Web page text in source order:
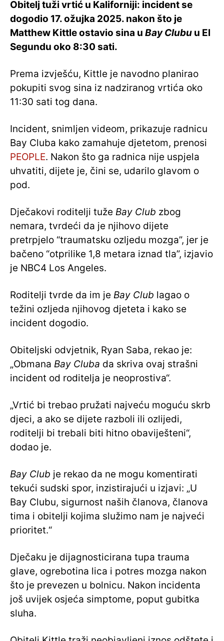
Obitelj tuži vrtić u Kaliforniji: incident se
dogodio 17. ožujka 2025. nakon što je
Matthew Kittle ostavio sina u Bay Clubu u El
Segundu oko 8:30 sati.
Prema izvješću, Kittle je navodno planirao
pokupiti svog sina iz nadziranog vrtića oko
11:30 sati tog dana.
Incident, snimljen videom, prikazuje radnicu
Bay Cluba kako zamahuje djetetom, prenosi
PEOPLE. Nakon što ga radnica nije uspjela
uhvatiti, dijete je, čini se, udarilo glavom o
pod.
Dječakovi roditelji tuže Bay Club zbog
nemara, tvrdeći da je njihovo dijete
pretrpjelo “traumatsku ozljedu mozga”, jer je
bačeno “otprilike 1,8 metara iznad tla”, izjavio
je NBC4 Los Angeles.
Roditelji tvrde da im je Bay Club lagao o
težini ozljeda njihovog djeteta i kako se
incident dogodio.
Obiteljski odvjetnik, Ryan Saba, rekao je:
„Obmana Bay Cluba da skriva ovaj strašni
incident od roditelja je neoprostiva“.
„Vrtić bi trebao pružati najveću moguću skrb
djeci, a ako se dijete razboli ili ozlijedi,
roditelji bi trebali biti hitno obaviješteni“,
dodao je.
Bay Club je rekao da ne mogu komentirati
tekući sudski spor, inzistirajući u izjavi: „U
Bay Clubu, sigurnost naših članova, članova
tima i obitelji kojima služimo nam je najveći
prioritet.“
Dječaku je dijagnosticirana tupa trauma
glave, ogrebotina lica i potres mozga nakon
što je prevezen u bolnicu. Nakon incidenta
još uvijek osjeća simptome, poput gubitka
sluha.